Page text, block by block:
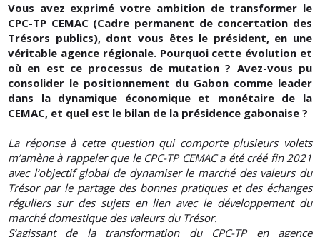
Vous avez exprimé votre ambition de transformer le
CPC-TP CEMAC (Cadre permanent de concertation des
Trésors publics), dont vous êtes le président, en une
véritable agence régionale. Pourquoi cette évolution et
où en est ce processus de mutation ? Avez-vous pu
consolider le positionnement du Gabon comme leader
dans la dynamique économique et monétaire de la
CEMAC, et quel est le bilan de la présidence gabonaise ?
La réponse à cette question qui comporte plusieurs volets
m’amène à rappeler que le CPC-TP CEMAC a été créé fin 2021
avec l’objectif global de dynamiser le marché des valeurs du
Trésor par le partage des bonnes pratiques et des échanges
réguliers sur des sujets en lien avec le développement du
marché domestique des valeurs du Trésor.
S’agissant de la transformation du CPC-TP en agence